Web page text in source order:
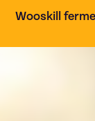
Wooskill